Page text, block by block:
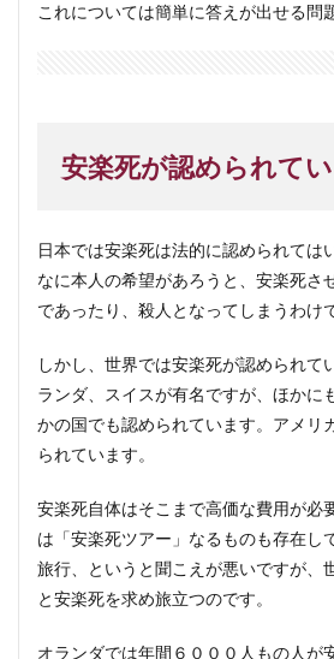
これについては簡単に答えが出せる問
安楽死が認められて
日本では安楽死は法的に認められては
なに本人の希望があろうと、安楽死さ
であったり、殺人となってしまうわけ
しかし、世界では安楽死が認められて
ランダ、スイスが有名ですが、ほかに
かの国でも認められています。アメリ
られています。
安楽死自体はそこまで高価な費用が必
は「安楽死ツアー」なるものも存在し
旅行、というと聞こえが悪いですが、
と安楽死を求め旅立つのです。
オランダでは年間６０００人もの人が